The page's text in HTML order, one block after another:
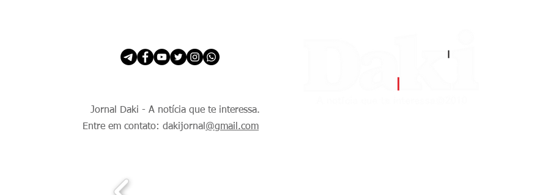
Jornal Daki - A notícia que te interessa.
Entre em contato: dakijornal @gmail.com